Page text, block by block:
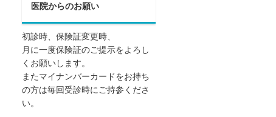
医院からのお願い
初診時、保険証変更時、
月に一度保険証のご提示をよろし
くお願いします。
またマイナンバーカードをお持ち
の方は毎回受診時にご持参くださ
い。